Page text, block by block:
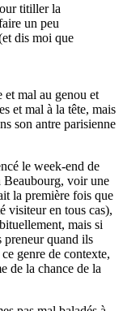
titiller la
un peu
dis moi que
et mal au genou et
et mal à la tête, mais
son antre parisienne
le week-end de
Beaubourg, voir une
la première fois que
visiteur en tous cas),
mais si
preneur quand ils
genre de contexte,
de la chance de la